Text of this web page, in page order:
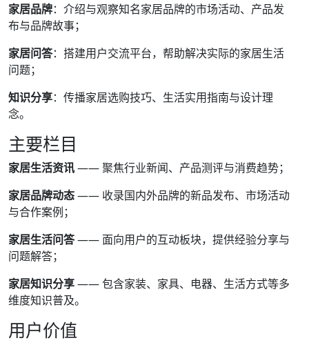
家居品牌：介绍与观察知名家居品牌的市场活动、产品发
布与品牌故事；
家居问答：搭建用户交流平台，帮助解决实际的家居生活
问题；
知识分享：传播家居选购技巧、生活实用指南与设计理
念。
主要栏目
家居生活资讯—— 聚焦行业新闻、产品测评与消费趋势；
家居品牌动态—— 收录国内外品牌的新品发布、市场活动
与合作案例；
家居生活问答—— 面向用户的互动板块，提供经验分享与
问题解答；
家居知识分享—— 包含家装、家具、电器、生活方式等多
维度知识普及。
用户价值